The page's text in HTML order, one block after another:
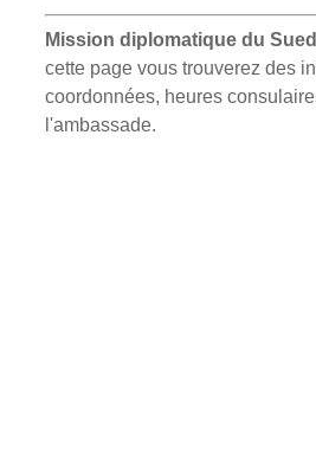
Mission diplomatique du
cette page vous trouverez des
coordonnées, heures
l'ambassade.